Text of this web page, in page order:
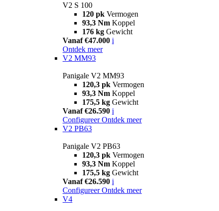
V2 S 100
120 pk Vermogen
93,3 Nm Koppel
176 kg Gewicht
Vanaf €47.000 i
Ontdek meer
V2 MM93
Panigale V2 MM93
120,3 pk Vermogen
93,3 Nm Koppel
175,5 kg Gewicht
Vanaf €26.590 i
Configureer Ontdek meer
V2 PB63
Panigale V2 PB63
120,3 pk Vermogen
93,3 Nm Koppel
175,5 kg Gewicht
Vanaf €26.590 i
Configureer Ontdek meer
V4